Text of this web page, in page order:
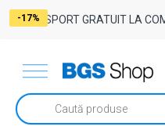
TRANSPORT GRATUIT LA
Products
search
-17%
-17%
-16%
-17%
-17%
-17%
-17%
-17%
-17%
-17%
-17%
-17%
-17%
-17%
-17%
-17%
-17%
-33%
-4%
-17%
-17%
-17%
-17%
-17%